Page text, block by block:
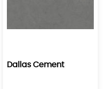
Dallas Cement